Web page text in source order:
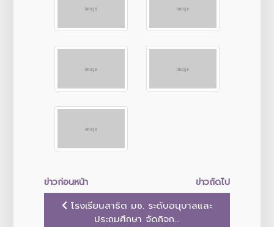
ข่าวก่อนหน้า
ข่าวถัดไป
โรงเรียนสาธิต มช. ระดับอนุบาลและ
ประถมศึกษา จัดกิจก...